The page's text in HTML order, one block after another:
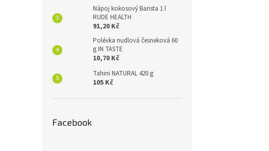
Nápoj kokosový Barista 1 l
RUDE HEALTH
91,20 Kč
Polévka nudlová česneková 60
g IN TASTE
10,70 Kč
Tahini NATURAL 420 g
105 Kč
Facebook